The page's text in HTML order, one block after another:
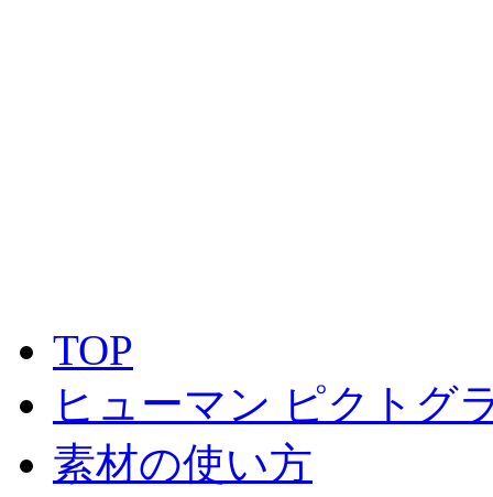
TOP
ヒューマン ピクトグ
素材の使い方